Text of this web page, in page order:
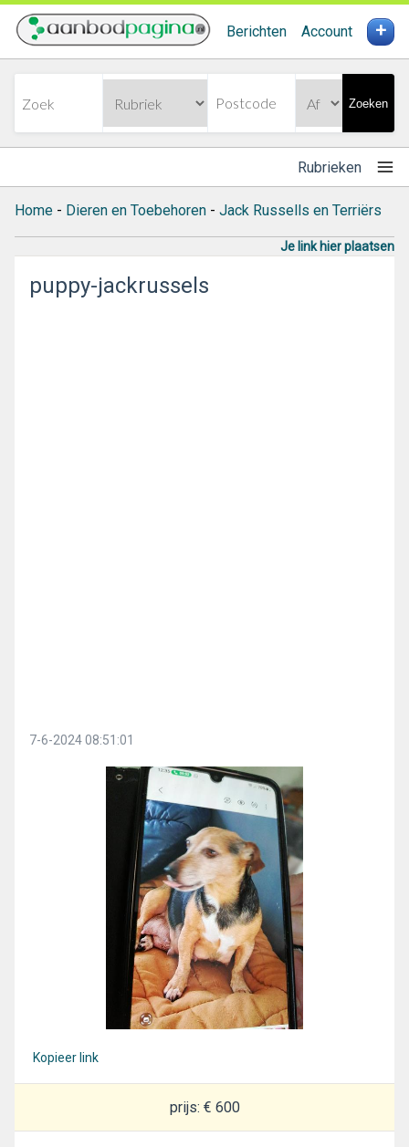
Berichten Account +
Zoeken
Rubrieken
Home - Dieren en Toebehoren - Jack Russells en Terriërs
Je link hier plaatsen
puppy-jackrussels
7-6-2024 08:51:01
Kopieer link
prijs: € 600